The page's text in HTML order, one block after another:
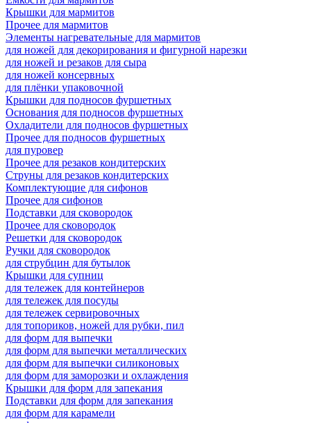
Крышки для мармитов
Прочее для мармитов
Элементы нагревательные для мармитов
для ножей для декорирования и фигурной нарезки
для ножей и резаков для сыра
для ножей консервных
для плёнки упаковочной
Крышки для подносов фуршетных
Основания для подносов фуршетных
Охладители для подносов фуршетных
Прочее для подносов фуршетных
для пуровер
Прочее для резаков кондитерских
Струны для резаков кондитерских
Комплектующие для сифонов
Прочее для сифонов
Подставки для сковородок
Прочее для сковородок
Решетки для сковородок
Ручки для сковородок
для струбцин для бутылок
Крышки для супниц
для тележек для контейнеров
для тележек для посуды
для тележек сервировочных
для топориков, ножей для рубки, пил
для форм для выпечки
для форм для выпечки металлических
для форм для выпечки силиконовых
для форм для заморозки и охлаждения
Крышки для форм для запекания
Подставки для форм для запекания
для форм для карамели